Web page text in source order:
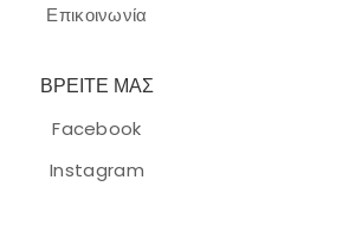
Επικοινωνία
ΒΡΕΙΤΕ ΜΑΣ
Facebook
Instagram